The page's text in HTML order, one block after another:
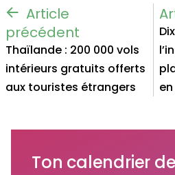
Thaïlande : 200 000 vols
intérieurs gratuits offerts
aux touristes étrangers
Ton calendrier